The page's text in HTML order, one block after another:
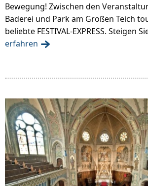
Bewegung! Zwischen den
Baderei und Park am Großen Teich
beliebte FESTIVAL-EXPRESS. Steigen
erfahren